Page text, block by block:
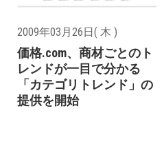
2009年03月26日( 木 )
価格.com、商材ごとのト
レンドが一目で分かる
「カテゴリトレンド」の
提供を開始